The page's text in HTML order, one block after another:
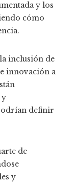
y los
cómo
inclusión de
innovación a
y
definir
de
y